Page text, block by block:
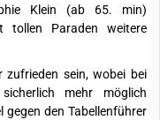
Klein (ab 65. min)
tollen Paraden weitere
sein, wobei bei
mehr möglich
gegen den Tabellenführer